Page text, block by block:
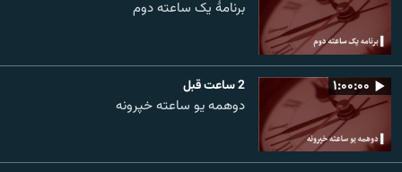
برنامۀ یک ساعته دوم
۱:۰۰:۰۰ 2 ساعت قبل
دوهمه یو ساعته خپرونه